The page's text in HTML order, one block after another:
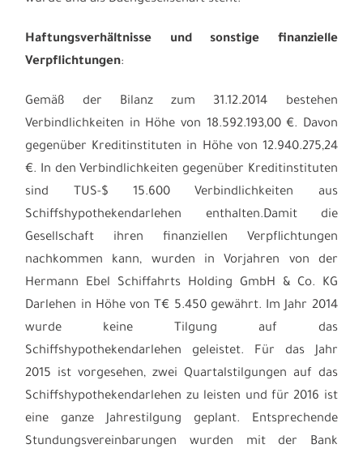
Haftungsverhältnisse und sonstige finanzielle
Verpflichtungen:
Gemäß der Bilanz zum 31.12.2014 bestehen
Verbindlichkeiten in Höhe von 18.592.193,00 €. Davon
gegenüber Kreditinstituten in Höhe von 12.940.275,24
€. In den Verbindlichkeiten gegenüber Kreditinstituten
sind TUS-$ 15.600 Verbindlichkeiten aus
Schiffshypothekendarlehen enthalten.Damit die
Gesellschaft ihren finanziellen Verpflichtungen
nachkommen kann, wurden in Vorjahren von der
Hermann Ebel Schiffahrts Holding GmbH & Co. KG
Darlehen in Höhe von T€ 5.450 gewährt. Im Jahr 2014
wurde keine Tilgung auf das
Schiffshypothekendarlehen geleistet. Für das Jahr
2015 ist vorgesehen, zwei Quartalstilgungen auf das
Schiffshypothekendarlehen zu leisten und für 2016 ist
eine ganze Jahrestilgung geplant. Entsprechende
Stundungsvereinbarungen wurden mit der Bank